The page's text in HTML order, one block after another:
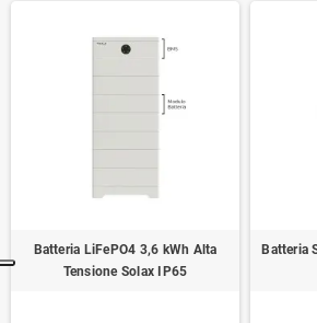
Batteria LiFePO4 3,6 kWh Alta
Tensione Solax IP65
Batteria